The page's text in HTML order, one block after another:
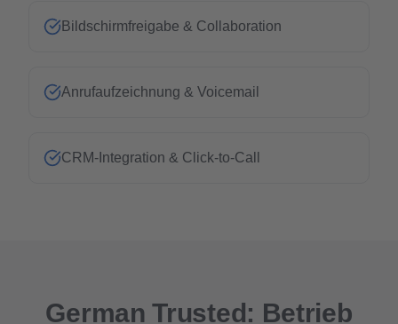
Bildschirmfreigabe & Collaboration
Anrufaufzeichnung & Voicemail
CRM-Integration & Click-to-Call
German Trusted: Betrieb